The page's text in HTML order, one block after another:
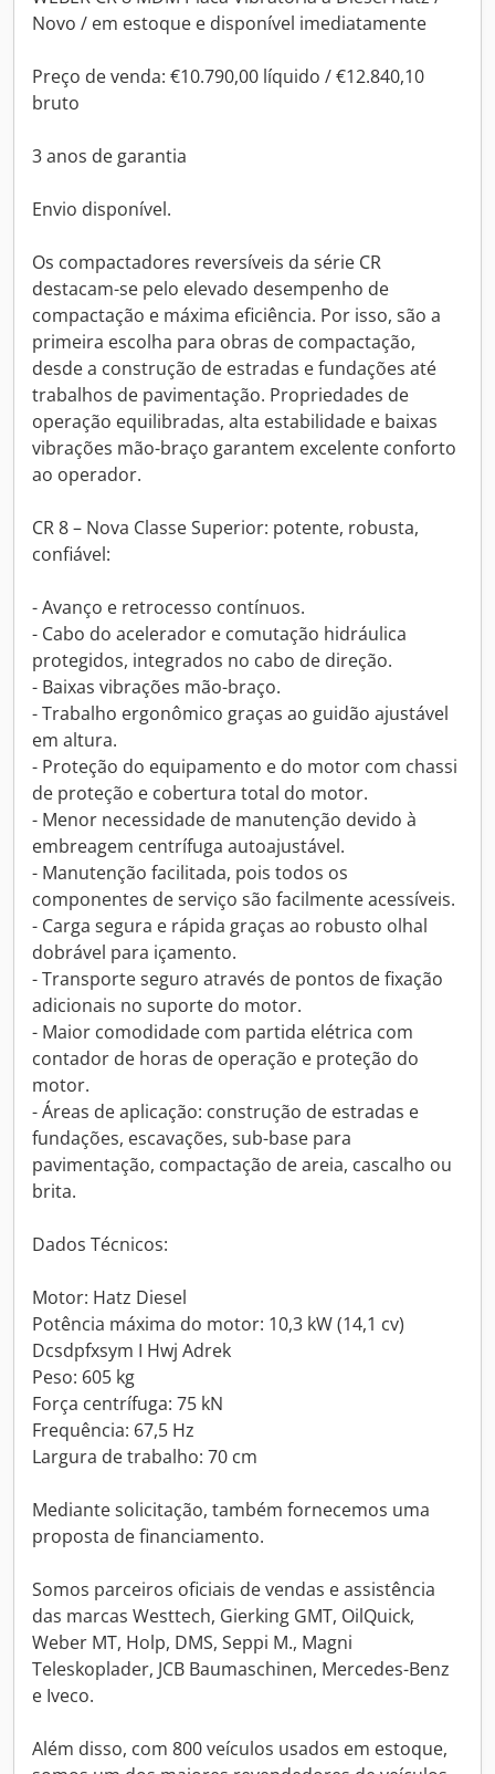
Novo / em estoque e disponível imediatamente
Preço de venda: €10.790,00 líquido / €12.840,10
bruto
3 anos de garantia
Envio disponível.
Os compactadores reversíveis da série CR
destacam-se pelo elevado desempenho de
compactação e máxima eficiência. Por isso, são a
primeira escolha para obras de compactação,
desde a construção de estradas e fundações até
trabalhos de pavimentação. Propriedades de
operação equilibradas, alta estabilidade e baixas
vibrações mão-braço garantem excelente conforto
ao operador.
CR 8 – Nova Classe Superior: potente, robusta,
confiável:
- Avanço e retrocesso contínuos.
- Cabo do acelerador e comutação hidráulica
protegidos, integrados no cabo de direção.
- Baixas vibrações mão-braço.
- Trabalho ergonômico graças ao guidão ajustável
em altura.
- Proteção do equipamento e do motor com chassi
de proteção e cobertura total do motor.
- Menor necessidade de manutenção devido à
embreagem centrífuga autoajustável.
- Manutenção facilitada, pois todos os
componentes de serviço são facilmente acessíveis.
- Carga segura e rápida graças ao robusto olhal
dobrável para içamento.
- Transporte seguro através de pontos de fixação
adicionais no suporte do motor.
- Maior comodidade com partida elétrica com
contador de horas de operação e proteção do
motor.
- Áreas de aplicação: construção de estradas e
fundações, escavações, sub-base para
pavimentação, compactação de areia, cascalho ou
brita.
Dados Técnicos:
Motor: Hatz Diesel
Potência máxima do motor: 10,3 kW (14,1 cv)
Dcsdpfxsym I Hwj Adrek
Peso: 605 kg
Força centrífuga: 75 kN
Frequência: 67,5 Hz
Largura de trabalho: 70 cm
Mediante solicitação, também fornecemos uma
proposta de financiamento.
Somos parceiros oficiais de vendas e assistência
das marcas Westtech, Gierking GMT, OilQuick,
Weber MT, Holp, DMS, Seppi M., Magni
Teleskoplader, JCB Baumaschinen, Mercedes-Benz
e Iveco.
Além disso, com 800 veículos usados em estoque,